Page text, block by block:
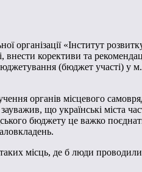
«Інститут
корективи та
(бюджет участі) у
органів місцевого
що українські міста
бюджету це важко
місць, де б люди проводили